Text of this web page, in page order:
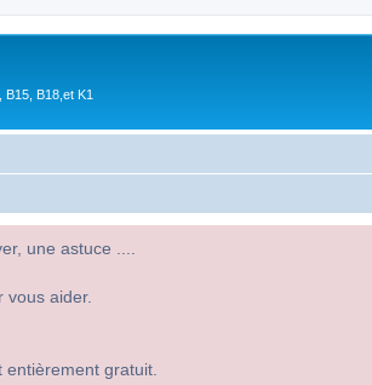
B18,et K1
une astuce ....
vous aider.
gratuit.